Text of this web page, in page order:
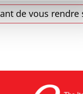
de vous rendre